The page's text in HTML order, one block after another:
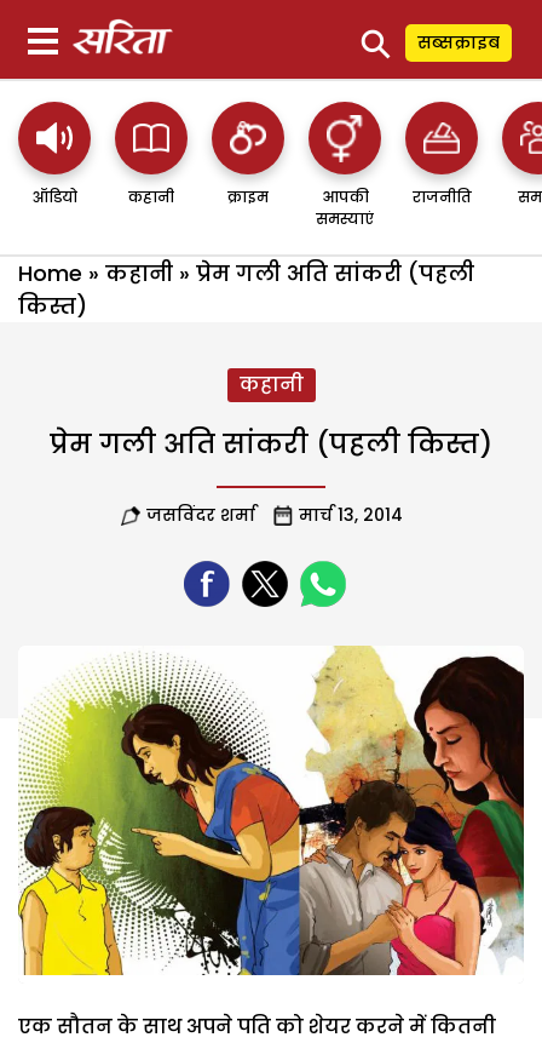
⚲ सब्सक्राइब
ऑडियो कहानी क्राइम
आपकी
समस्याएं
राजनीति
Home » कहानी » प्रेम गली अति सांकरी (पहली
किस्त)
कहानी
प्रेम गली अति सांकरी (पहली किस्त)
जसविंदर शर्मा मार्च 13, 2014
एक सौतन के साथ अपने पति को शेयर करने में कितनी